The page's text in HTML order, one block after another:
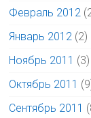
Февраль 2012
Январь 2012 (2)
Ноябрь 2011 (3)
Октябрь 2011
Сентябрь 2011